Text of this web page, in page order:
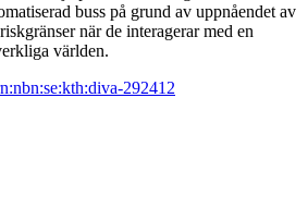
buss på grund av uppnåendet av
när de interagerar med en
världen.
292412